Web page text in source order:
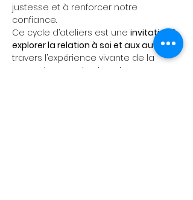
justesse et à renforcer notre
confiance.
Ce cycle d’ateliers est une invitation à
explorer la relation à soi et aux autres à
travers l’expérience vivante de la
rencontre avec le cheval — sans